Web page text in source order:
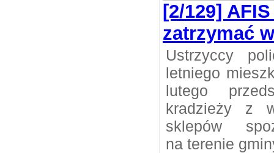
[2/129]
zatrzymać
Ustrzyccy
letniego
lutego
kradzieży z
sklepów
na terenie